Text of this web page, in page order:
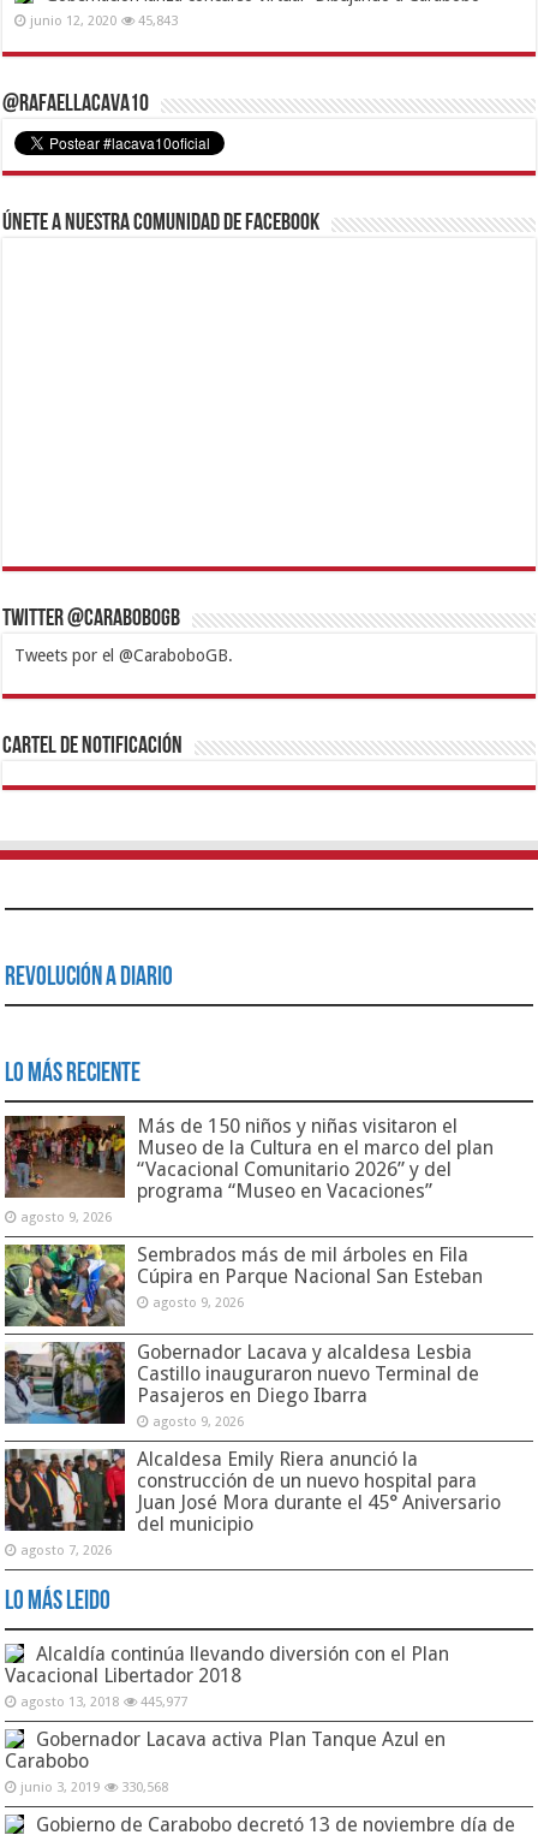
junio 12, 2020 45,843
@RafaelLacava10
Únete a nuestra comunidad de Facebook
Twitter @CaraboboGB
Tweets por el @CaraboboGB.
1xbetBetturkeyBetistKralbetSupertotobetTipobetMatadorbetMariobet
https://mvbcasino.com/
Cartel de Notificación
Revolución a Diario
Lo Más Reciente
Más de 150 niños y niñas visitaron el
Museo de la Cultura en el marco del plan
“Vacacional Comunitario 2026” y del
programa “Museo en Vacaciones”
agosto 9, 2026
Sembrados más de mil árboles en Fila
Cúpira en Parque Nacional San Esteban
agosto 9, 2026
Gobernador Lacava y alcaldesa Lesbia
Castillo inauguraron nuevo Terminal de
Pasajeros en Diego Ibarra
agosto 9, 2026
Alcaldesa Emily Riera anunció la
construcción de un nuevo hospital para
Juan José Mora durante el 45° Aniversario
del municipio
agosto 7, 2026
Lo Más Leido
Alcaldía continúa llevando diversión con el Plan
Vacacional Libertador 2018
agosto 13, 2018 445,977
Gobernador Lacava activa Plan Tanque Azul en
Carabobo
junio 3, 2019 330,568
Gobierno de Carabobo decretó 13 de noviembre día de